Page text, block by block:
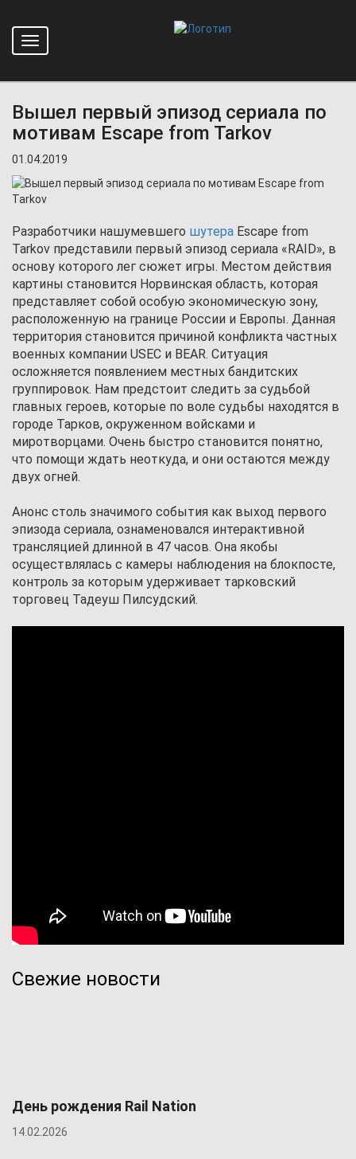
Toggle
navigation
Главная
Вышел первый эпизод сериала по
мотивам Escape from Tarkov
01.04.2019
Разработчики нашумевшего шутера Escape from
Tarkov представили первый эпизод сериала «RAID», в
основу которого лег сюжет игры. Местом действия
картины становится Норвинская область, которая
представляет собой особую экономическую зону,
расположенную на границе России и Европы. Данная
территория становится причиной конфликта частных
военных компании USEC и BEAR. Ситуация
осложняется появлением местных бандитских
группировок. Нам предстоит следить за судьбой
главных героев, которые по воле судьбы находятся в
городе Тарков, окруженном войсками и
миротворцами. Очень быстро становится понятно,
что помощи ждать неоткуда, и они остаются между
двух огней.
Анонс столь значимого события как выход первого
эпизода сериала, ознаменовался интерактивной
трансляцией длинной в 47 часов. Она якобы
осуществлялась с камеры наблюдения на блокпосте,
контроль за которым удерживает тарковский
торговец Тадеуш Пилсудский.
Свежие новости
День рождения Rail Nation
14.02.2026